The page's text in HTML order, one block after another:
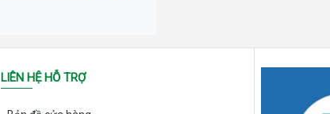
LIÊN HỆ HỖ TRỢ